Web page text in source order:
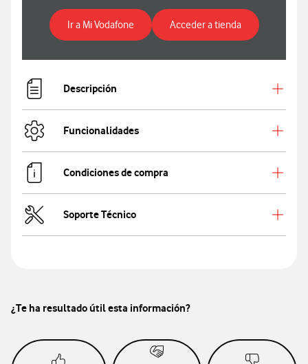
Ir a Mi VodafonePara ver especificaciones de XBOX Series
Acceder a tiendaPara ver
Descripción
Funcionalidades
Condiciones de compra
Soporte Técnico
¿Te ha resultado útil esta información?